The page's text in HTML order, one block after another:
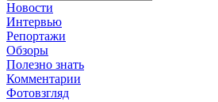
Новости
Интервью
Репортажи
Обзоры
Полезно знать
Комментарии
Фотовзгляд